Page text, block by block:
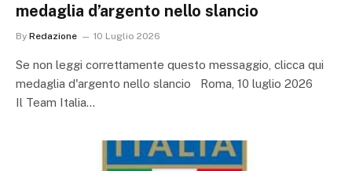
medaglia d’argento nello slancio
By Redazione 10 Luglio 2026
Se non leggi correttamente questo messaggio, clicca qui
medaglia d'argento nello slancio Roma, 10 luglio 2026
Il Team Italia…